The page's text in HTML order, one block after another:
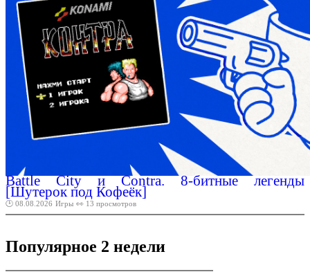
Battle City и Contra. 8-битные легенды
[Шутерок под Кофеёк]
🕑 08.08.2026 Игры 👀 13 просмотров
Популярное 2 недели